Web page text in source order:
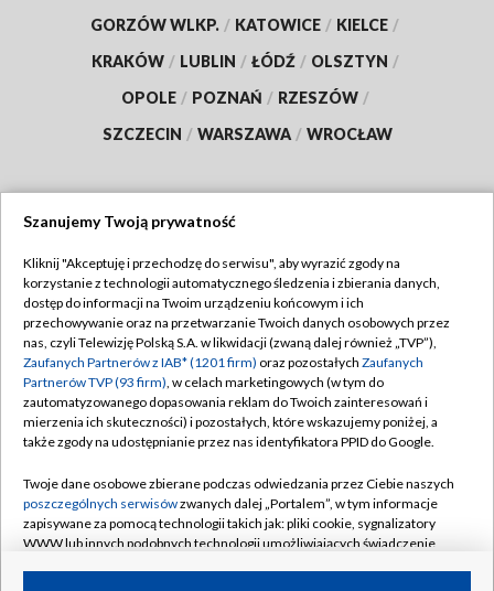
GORZÓW WLKP. / KATOWICE / KIELCE /
KRAKÓW / LUBLIN / ŁÓDŹ / OLSZTYN /
OPOLE / POZNAŃ / RZESZÓW /
SZCZECIN / WARSZAWA / WROCŁAW
TVP
Abonament TVP
Emisja w TVP
Centrum informacji TVP
Naziemna Telewizja Cyfrowa
Rada Programowa
System NOS
Informacje o nadawcy
Regulamin TVP
Polityka prywatności
Moje zgody
Pomoc
Kontakt
Kanały
Szanujemy Twoją prywatność
Kliknij "Akceptuję i przechodzę do serwisu", aby wyrazić zgody na
korzystanie z technologii automatycznego śledzenia i zbierania danych,
dostęp do informacji na Twoim urządzeniu końcowym i ich
przechowywanie oraz na przetwarzanie Twoich danych osobowych przez
nas, czyli Telewizję Polską S.A. w likwidacji (zwaną dalej również „TVP”),
Zaufanych Partnerów z IAB* (1201 firm) oraz pozostałych Zaufanych
Partnerów TVP (93 firm), w celach marketingowych (w tym do
zautomatyzowanego dopasowania reklam do Twoich zainteresowań i
mierzenia ich skuteczności) i pozostałych, które wskazujemy poniżej, a
także zgody na udostępnianie przez nas identyfikatora PPID do Google.
Twoje dane osobowe zbierane podczas odwiedzania przez Ciebie naszych
poszczególnych serwisówzwanych dalej „Portalem”, w tym informacje
zapisywane za pomocą technologii takich jak: pliki cookie, sygnalizatory
WWW lub innych podobnych technologii umożliwiających świadczenie